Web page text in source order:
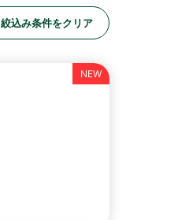
絞込み条件をクリア